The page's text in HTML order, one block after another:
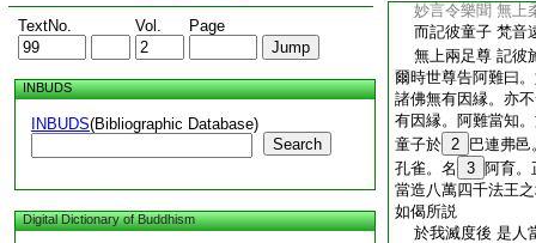
TextNo. Vol. Page
INBUDS
INBUDS(Bibliographic Database)
Search
Digital Dictionary of Buddhism
妙言令樂聞 無上
而記彼童子 梵音
無上兩足尊 記彼
爾時世尊告阿難曰
諸佛無有因縁。亦
有因縁。阿難當知
童子於 2 巴連弗
孔雀。名
3 阿育。
當造八萬四千法王
如偈所説
於我滅度後 是人